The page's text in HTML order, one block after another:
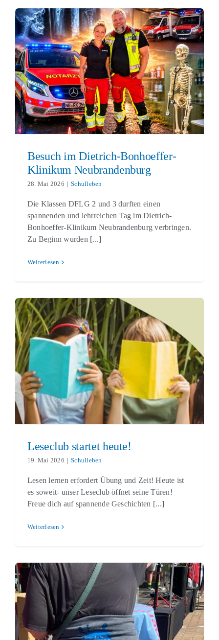
Besuch im Dietrich-Bonhoeffer-
Klinikum Neubrandenburg
Schulleben
Besuch im Dietrich-Bonhoeffer-
Klinikum Neubrandenburg
28. Mai 2026 | Schulleben
Die Klassen DFLG 2 und 3 durften einen
spannenden und lehrreichen Tag im Dietrich-
Bonhoeffer-Klinikum Neubrandenburg verbringen.
Zu Beginn wurden [...]
Weiterlesen
Leseclub startet heute!
Schulleben
Leseclub startet heute!
19. Mai 2026 | Schulleben
Lesen lernen erfordert Übung und Zeit! Heute ist
es soweit- unser Leseclub öffnet seine Türen!
Freue dich auf spannende Geschichten [...]
Weiterlesen
Neubrandenburger Frauenlauf
Schulleben